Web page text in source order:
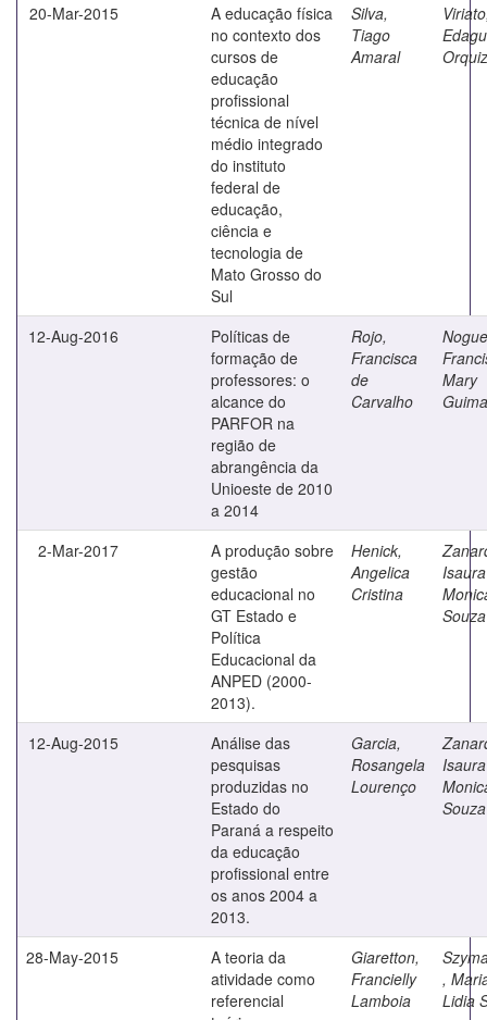
20-Mar-2015
A educação física
no contexto dos
cursos de
educação
profissional
técnica de nível
médio integrado
do instituto
federal de
educação,
ciência e
tecnologia de
Mato Grosso do
Sul
Silva,
Tiago
Amaral
12-Aug-2016
Políticas de
formação de
professores: o
alcance do
PARFOR na
região de
abrangência da
Unioeste de 2010
a 2014
Rojo,
Francisca
de
Carvalho
Mary
2-Mar-2017
A produção sobre
gestão
educacional no
GT Estado e
Política
Educacional da
ANPED (2000-
2013).
Henick,
Angelica
Cristina
Isaura
Souza
12-Aug-2015
Análise das
pesquisas
produzidas no
Estado do
Paraná a respeito
da educação
profissional entre
os anos 2004 a
2013.
Garcia,
Rosangela
Lourenço
Isaura
Souza
28-May-2015
A teoria da
atividade como
referencial
Giaretton,
Francielly
Lamboia
,
Lidia